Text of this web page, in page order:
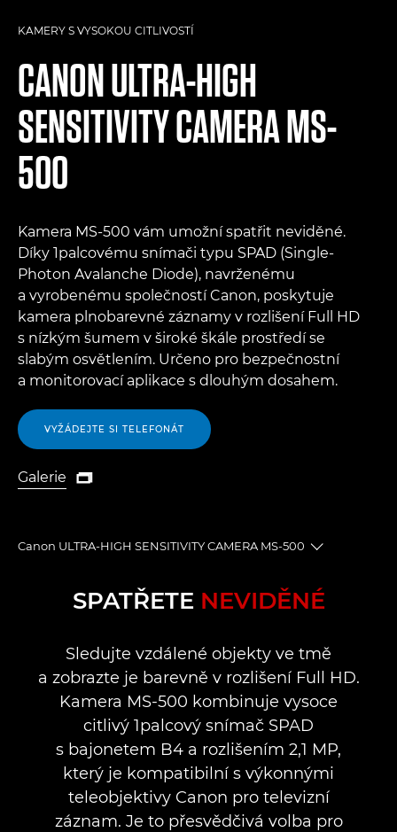
KAMERY S VYSOKOU CITLIVOSTÍ
CANONULTRA-HIGH
SENSITIVITY CAMERA MS-
500
Kamera MS-500 vám umožní spatřit neviděné.
Díky 1palcovému snímači typu SPAD (Single-
Photon Avalanche Diode), navrženému
a vyrobenému společností Canon, poskytuje
kamera plnobarevné záznamy v rozlišení Full HD
s nízkým šumem v široké škále prostředí se
slabým osvětlením. Určeno pro bezpečnostní
a monitorovací aplikace s dlouhým dosahem.
VYŽÁDEJTE SI TELEFONÁT
Galerie
Galerie

Canon ULTRA-HIGH SENSITIVITY CAMERA MS-500
Toggle
Podpora
SPATŘETE NEVIDĚNÉ
Sledujte vzdálené objekty ve tmě
a zobrazte je barevně v rozlišení Full HD.
Kamera MS-500 kombinuje vysoce
citlivý 1palcový snímač SPAD
s bajonetem B4 a rozlišením 2,1 MP,
který je kompatibilní s výkonnými
teleobjektivy Canon pro televizní
záznam. Je to přesvědčivá volba pro